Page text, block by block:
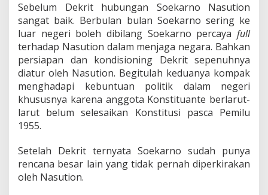
N
a
u
i
o
n
Sebelum Dekrit hubungan Soekarno Nasution
sangat baik. Berbulan bulan Soekarno sering ke
luar negeri boleh dibilang Soekarno percaya full
terhadap Nasution dalam menjaga negara. Bahkan
persiapan dan kondisioning Dekrit sepenuhnya
diatur oleh Nasution. Begitulah keduanya kompak
menghadapi kebuntuan politik dalam negeri
khususnya karena anggota Konstituante berlarut-
larut belum selesaikan Konstitusi pasca Pemilu
1955.
Setelah Dekrit ternyata Soekarno sudah punya
rencana besar lain yang tidak pernah diperkirakan
oleh Nasution.